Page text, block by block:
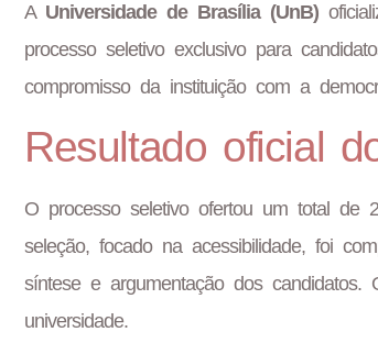
A Universidade de Brasília (UnB)
processo seletivo exclusivo para
compromisso da instituição com a
Resultado oficial
O processo seletivo ofertou um total de
seleção, focado na acessibilidade, foi
síntese e argumentação dos
universidade.